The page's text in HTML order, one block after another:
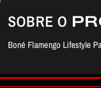
SOBRE O
Boné Flamengo Lifestyle